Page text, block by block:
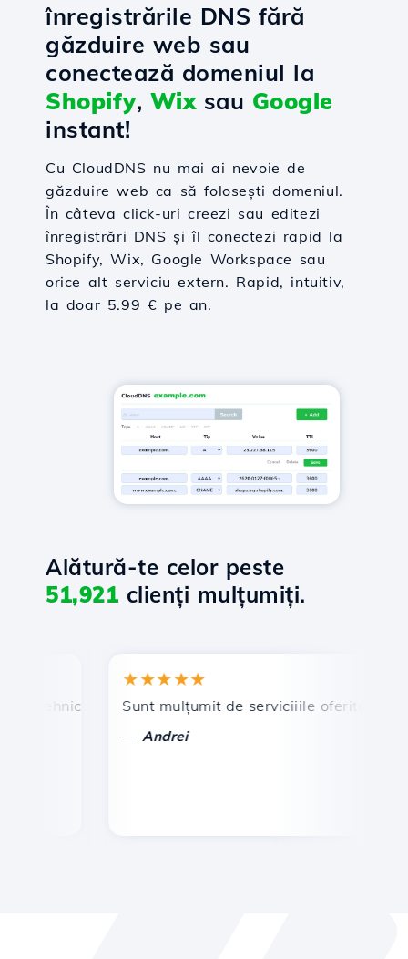
înregistrările DNS fără
găzduire web sau
conectează domeniul la
Shopify, Wixsau Google
instant!
Cu CloudDNS nu mai ai nevoie de
găzduire web ca să folosești domeniul.
În câteva click-uri creezi sau editezi
înregistrări DNS și îl conectezi rapid la
Shopify, Wix, Google Workspace sau
orice alt serviciu extern. Rapid, intuitiv,
la doar 5.99 € pe an.
Alătură-te celor peste
51,921 clienți mulțumiți.
prompt și eficient.
★★★★★
Sunt mulțumit de serviciiile oferite de
Andrei